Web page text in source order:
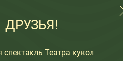
ДРУЗЬЯ!
спектакль Театра кукол